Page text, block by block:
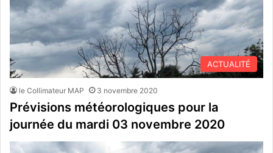
ACTUALITÉ
le Collimateur MAP 3 novembre 2020
Prévisions météorologiques pour la
journée du mardi 03 novembre 2020